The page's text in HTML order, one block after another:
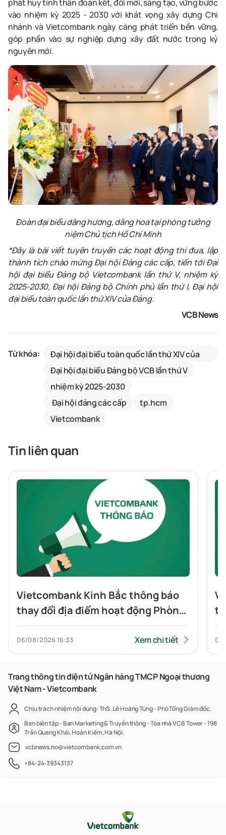
phát huy tinh thần đoàn kết, đổi mới, sáng tạo,vững bước
vào nhiệm kỳ2025 - 2030 với khát vọng xây dựng Chi
nhánh và Vietcombankngày càng phát triển bền vững,
góp phần vào sự nghiệp dựng xây đất nước trong kỷ
nguyên mới.
Đoàn đại biểudâng hương, dâng hoatạiphòngtưởng
niệmChủ tịch Hồ Chí Minh
*Đây là bài viết tuyên truyền các hoạt động thi đua, lập
thành tích chào mừng Đại hộiĐảng các cấp, tiến tới Đại
hội đại biểu Đảng bộ Vietcombanklần thứ V, nhiệm kỳ
2025-2030, Đại hội Đảng bộ Chính phủ lần thứ I, Đại hội
đại biểu toàn quốc lần thứ XIV của Đảng.
VCB News
Từ khóa:
Đại hội đại biểu toàn quốc lần thứ XIV của
Đảng
Đại hội đại biểu Đảng bộ VCB lần thứ V
nhiệm kỳ 2025-2030
Đại hội đảng các cấp
tp.hcm
Vietcombank
Tin liên quan
Vietcombank Kinh Bắc thông báo
thay đổi địa điểm hoạt động Phòng
giao dịch Tiên Du
06/08/2026 16:33 Xem chi tiết
Trang thông tin điện tử Ngân hàng TMCP Ngoại thương
Việt Nam - Vietcombank
Chịu trách nhiệm nội dung: ThS. Lê Hoàng Tùng - Phó Tổng Giám đốc.
Ban biên tập - Ban Marketing & Truyền thông - Tòa nhà VCB Tower - 198
Trần Quang Khải, Hoàn Kiếm, Hà Nội.
vcbnews.ho@vietcombank.com.vn
+84-24-39343137